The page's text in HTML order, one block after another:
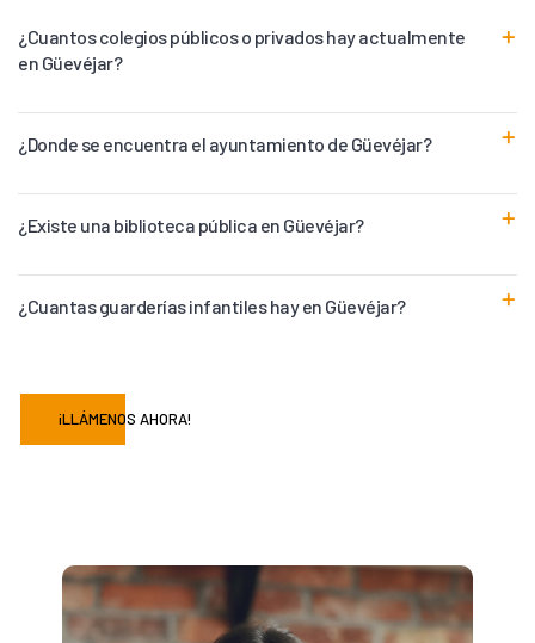
¿Cuantos colegios públicos o privados hay actualmente
en Güevéjar?
¿Donde se encuentra el ayuntamiento de Güevéjar?
¿Existe una biblioteca pública en Güevéjar?
¿Cuantas guarderías infantiles hay en Güevéjar?
¡LLÁMENOS AHORA!